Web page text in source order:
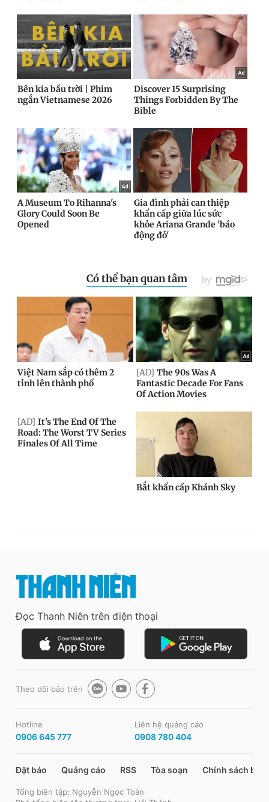
Đọc Thanh Niên trên điện thoại
Theo dõi báo trên
Hotline
0906 645 777
Liên hệ quảng cáo
0908 780 404
Đặt báo Quảng cáo RSS Tòa soạn Chính sách bảo
Tổng biên tập: Nguyễn Ngọc Toàn